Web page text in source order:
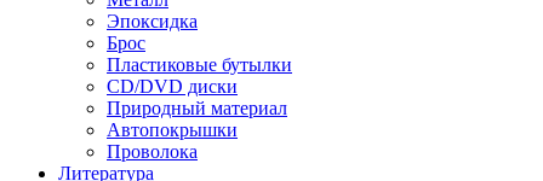
Эпоксидка
Брос
Пластиковые бутылки
CD/DVD диски
Природный материал
Автопокрышки
Проволока
Литература